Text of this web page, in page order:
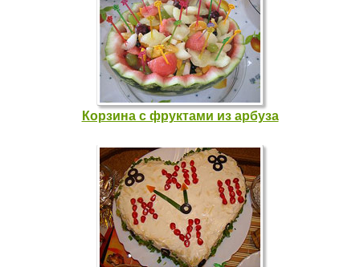
Корзина с фруктами из арбуза